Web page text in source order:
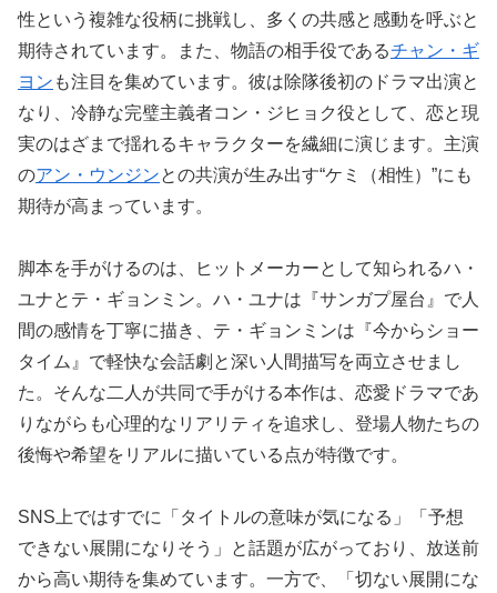
性という複雑な役柄に挑戦し、多くの共感と感動を呼ぶと
期待されています。また、物語の相手役であるチャン・ギ
ヨン も注目を集めています。彼は除隊後初のドラマ出演と
なり、冷静な完璧主義者コン・ジヒョク役として、恋と現
実のはざまで揺れるキャラクターを繊細に演じます。主演
のアン・ウンジンとの共演が生み出す“ケミ（相性）”にも
期待が高まっています。
脚本を手がけるのは、ヒットメーカーとして知られるハ・
ユナとテ・ギョンミン。ハ・ユナは『サンガプ屋台』で人
間の感情を丁寧に描き、テ・ギョンミンは『今からショー
タイム』で軽快な会話劇と深い人間描写を両立させまし
た。そんな二人が共同で手がける本作は、恋愛ドラマであ
りながらも心理的なリアリティを追求し、登場人物たちの
後悔や希望をリアルに描いている点が特徴です。
SNS上ではすでに「タイトルの意味が気になる」「予想
できない展開になりそう」と話題が広がっており、放送前
から高い期待を集めています。一方で、「切ない展開にな